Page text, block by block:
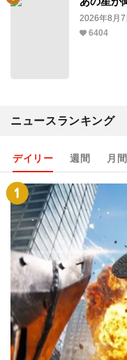
2026年8月7
6404
ニュースランキング
デイリー 週間 月間